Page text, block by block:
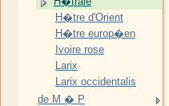
H�tre d'Orient
H�tre europ�en
Ivoire rose
Larix
Larix occidentalis
de M � P